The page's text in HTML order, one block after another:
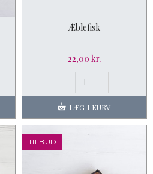
Æblefisk
22,00 kr.
LÆG I KURV
TILBUD